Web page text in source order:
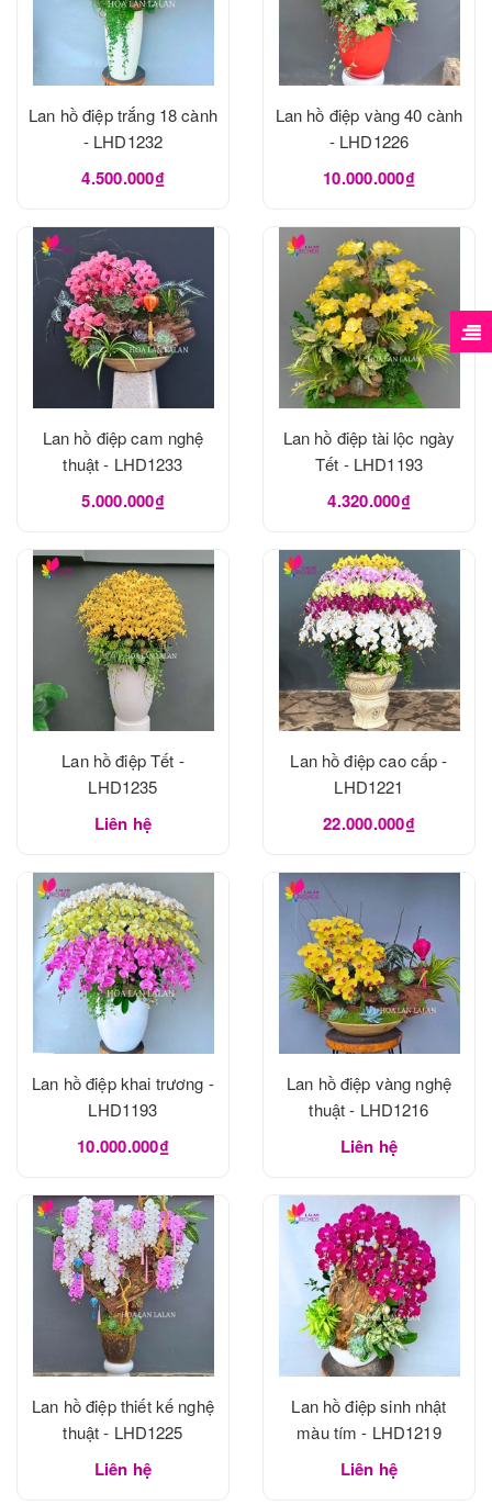
Lan hồ điệp trắng 18 cành
- LHD1232
4.500.000₫
Lan hồ điệp vàng 40 cành
- LHD1226
10.000.000₫
Lan hồ điệp cam nghệ
thuật - LHD1233
5.000.000₫
Lan hồ điệp tài lộc ngày
Tết - LHD1193
4.320.000₫
Lan hồ điệp Tết -
LHD1235
Liên hệ
Lan hồ điệp cao cấp -
LHD1221
22.000.000₫
Lan hồ điệp khai trương -
LHD1193
10.000.000₫
Lan hồ điệp vàng nghệ
thuật - LHD1216
Liên hệ
Lan hồ điệp thiết kế nghệ
thuật - LHD1225
Liên hệ
Lan hồ điệp sinh nhật
màu tím - LHD1219
Liên hệ